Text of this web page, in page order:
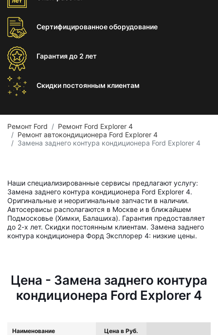
Сертифицированноеоборудование
Гарантиядо 2 лет
Скидки постоянным клиентам
Ремонт Ford
Ремонт Ford Explorer 4
Ремонт автокондиционера Ford Explorer 4
Замена заднего контура кондиционера Ford Explorer 4
Наши специализированные сервисы предлагают услугу:
Замена заднего контура кондиционера Ford Explorer 4.
Оригинальные и неоригинальные запчасти в наличии.
Автосервисы располагаются в Москве и в ближайшем
Подмосковье (Химки, Балашиха). Гарантия предоставляет
до 2-х лет. Скидки постоянным клиентам. Замена заднего
контура кондиционера Форд Эксплорер 4: низкие цены.
Цена - Замена заднего контура
кондиционера Ford Explorer 4
Наименование Цена в Руб.